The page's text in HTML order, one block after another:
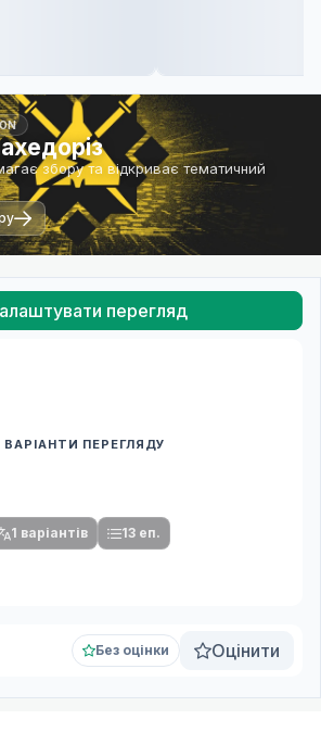
збору та відкриває тематичний
перегляд
ВАРІАНТИ ПЕРЕГЛЯДУ
1 варіантів 13 еп.
Без оцінки Оцінити